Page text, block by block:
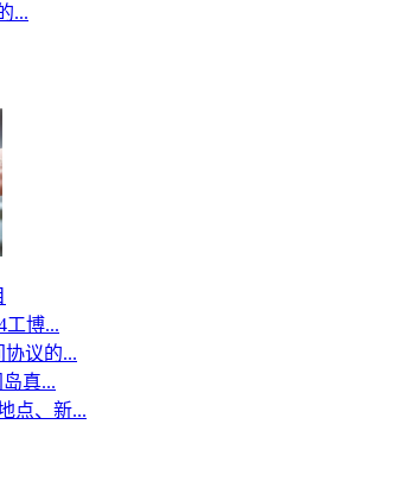
...
工博...
议的...
真...
点、新...